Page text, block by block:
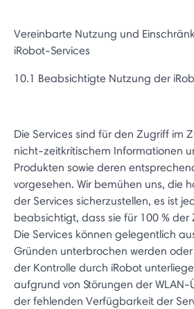
Vereinbarte Nutzung und
iRobot-Services
10.1 Beabsichtigte Nutzung der
Die Services sind für den Zugriff im
nicht-zeitkritischem Informationen
Produkten sowie deren
vorgesehen. Wir bemühen uns, die
der Services sicherzustellen, es ist
beabsichtigt, dass sie für 100 % der
Die Services können gelegentlich
Gründen unterbrochen werden
der Kontrolle durch iRobot
aufgrund von Störungen der
der fehlenden Verfügbarkeit der